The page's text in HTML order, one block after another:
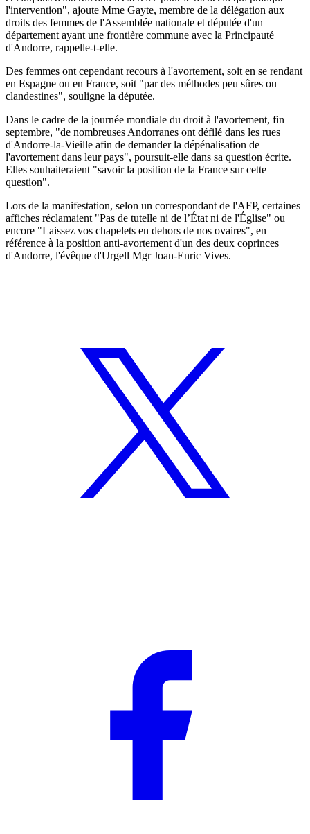
l'intervention", ajoute Mme Gayte, membre de la délégation aux
droits des femmes de l'Assemblée nationale et députée d'un
département ayant une frontière commune avec la Principauté
d'Andorre, rappelle-t-elle.
Des femmes ont cependant recours à l'avortement, soit en se rendant
en Espagne ou en France, soit "par des méthodes peu sûres ou
clandestines", souligne la députée.
Dans le cadre de la journée mondiale du droit à l'avortement, fin
septembre, "de nombreuses Andorranes ont défilé dans les rues
d'Andorre-la-Vieille afin de demander la dépénalisation de
l'avortement dans leur pays", poursuit-elle dans sa question écrite.
Elles souhaiteraient "savoir la position de la France sur cette
question".
Lors de la manifestation, selon un correspondant de l'AFP, certaines
affiches réclamaient "Pas de tutelle ni de l’État ni de l'Église" ou
encore "Laissez vos chapelets en dehors de nos ovaires", en
référence à la position anti-avortement d'un des deux coprinces
d'Andorre, l'évêque d'Urgell Mgr Joan-Enric Vives.